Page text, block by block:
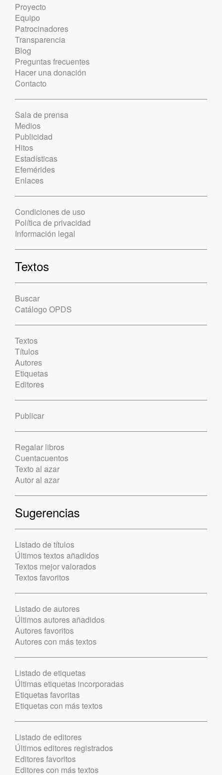
Proyecto
Equipo
Patrocinadores
Transparencia
Blog
Preguntas frecuentes
Hacer una donación
Contacto
Sala de prensa
Medios
Publicidad
Hitos
Estadísticas
Efemérides
Enlaces
Condiciones de uso
Política de privacidad
Información legal
Textos
Buscar
Catálogo OPDS
Textos
Títulos
Autores
Etiquetas
Editores
Publicar
Regalar libros
Cuentacuentos
Texto al azar
Autor al azar
Sugerencias
Listado de títulos
Últimos textos añadidos
Textos mejor valorados
Textos favoritos
Listado de autores
Últimos autores añadidos
Autores favoritos
Autores con más textos
Listado de etiquetas
Últimas etiquetas incorporadas
Etiquetas favoritas
Etiquetas con más textos
Listado de editores
Últimos editores registrados
Editores favoritos
Editores con más textos